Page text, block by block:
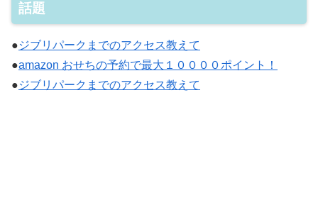
話題
●ジブリパークまでのアクセス教えて
●amazon おせちの予約で最大１００００ポイント！
●ジブリパークまでのアクセス教えて